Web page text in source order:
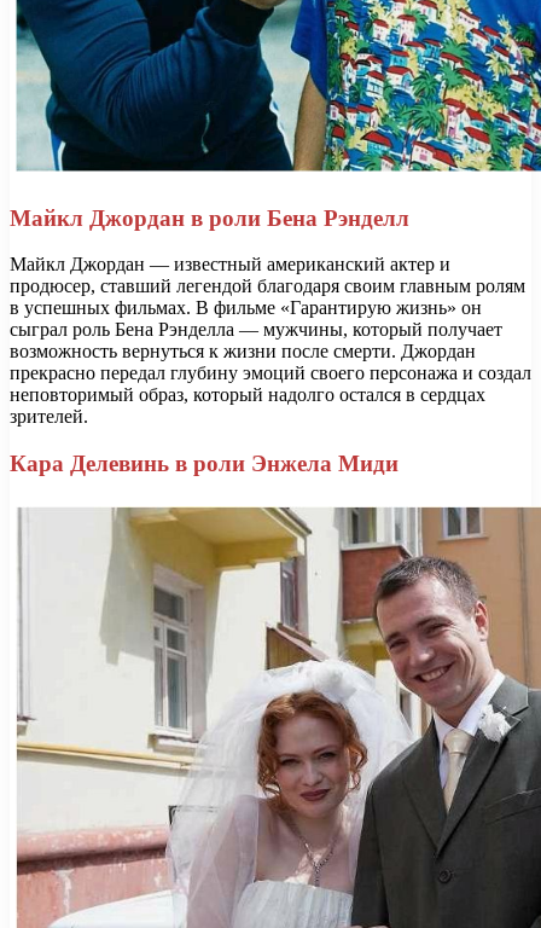
Майкл Джордан в роли Бена Рэнделл
Майкл Джордан — известный американский актер и
продюсер, ставший легендой благодаря своим главным ролям
в успешных фильмах. В фильме «Гарантирую жизнь» он
сыграл роль Бена Рэнделла — мужчины, который получает
возможность вернуться к жизни после смерти. Джордан
прекрасно передал глубину эмоций своего персонажа и создал
неповторимый образ, который надолго остался в сердцах
зрителей.
Кара Делевинь в роли Энжела Миди